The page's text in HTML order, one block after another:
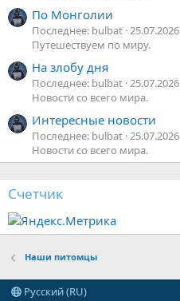
По Монголии
Последнее: bulbat 25.07.2026
Путешествуем по миру.
На злобу дня
Последнее: bulbat 25.07.2026
Новости со всего мира.
Интересные новости
Последнее: bulbat 25.07.2026
Новости со всего мира.
Счетчик
Наши питомцы
Русский (RU)